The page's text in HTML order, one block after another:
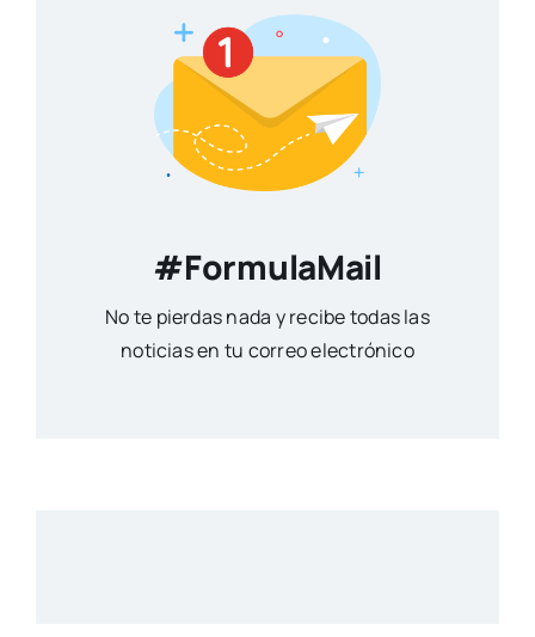
#FormulaMail
No te pierdas nada y recibe todas las
noticias en tu correo electrónico